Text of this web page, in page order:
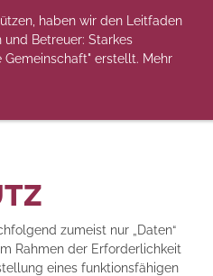
haben wir den Leitfaden
und Betreuer: Starkes
erstellt. Mehr
zumeist nur „Daten“
Rahmen der Erforderlichkeit
eines funktionsfähigen